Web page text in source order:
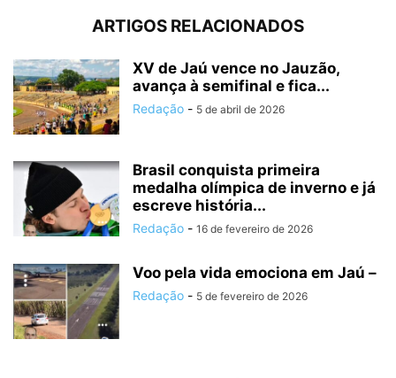
ARTIGOS RELACIONADOS
XV de Jaú vence no Jauzão,
avança à semifinal e fica...
Redação - 5 de abril de 2026
Brasil conquista primeira
medalha olímpica de inverno e já
escreve história...
Redação - 16 de fevereiro de 2026
Voo pela vida emociona em Jaú –
Redação - 5 de fevereiro de 2026